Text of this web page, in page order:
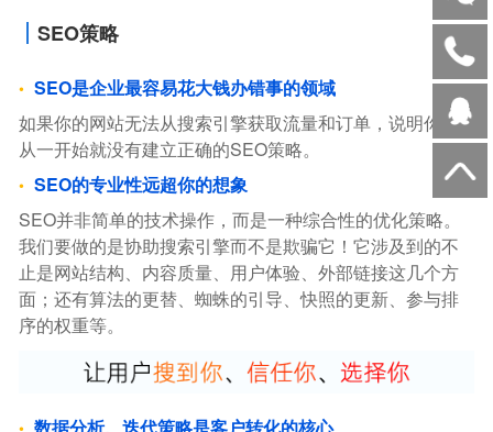
SEO策略
SEO是企业最容易花大钱办错事的领域
如果你的网站无法从搜索引擎获取流量和订单，说明你，
从一开始就没有建立正确的SEO策略。
SEO的专业性远超你的想象
SEO并非简单的技术操作，而是一种综合性的优化策略。
我们要做的是协助搜索引擎而不是欺骗它！它涉及到的不
止是网站结构、内容质量、用户体验、外部链接这几个方
面；还有算法的更替、蜘蛛的引导、快照的更新、参与排
序的权重等。
数据分析、迭代策略是客户转化的核心